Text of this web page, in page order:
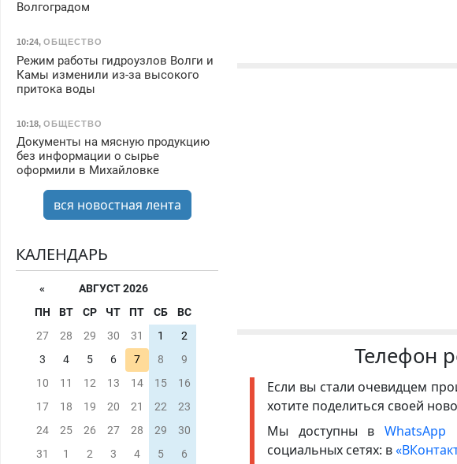
Телефон
Если вы стали очевидцем
хотите поделиться своей
Мы доступны в WhatsApp
социальных сетях: в
Волгоградом
10:24, ОБЩЕСТВО
Режим работы гидроузлов Волги и
Камы изменили из-за высокого
притока воды
10:18, ОБЩЕСТВО
Документы на мясную продукцию
без информации о сырье
оформили в Михайловке
вся новостная лента
КАЛЕНДАРЬ
«
АВГУСТ 2026
ПН
ВТ СР ЧТ ПТ СБ
ВС
27
28 29 30 31 1
2
3
4 5 6 7 8
9
10
11 12 13 14 15
16
17
18 19 20 21 22
23
24
25 26 27 28 29
30
31
1 2 3 4 5 6